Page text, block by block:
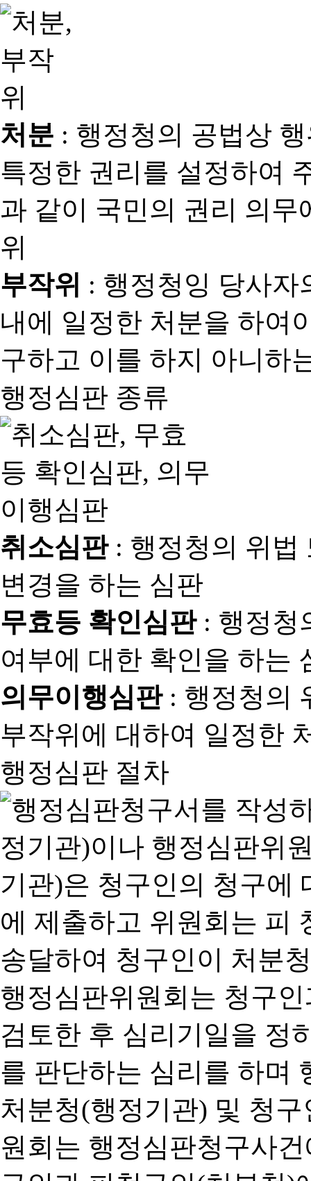
처분 : 행정청의 공법상
특정한 권리를 설정하여
과 같이 국민의 권리 의
위
부작위 : 행정청잉 당사자
내에 일정한 처분을 하여
구하고 이를 하지 아니하
행정심판 종류
취소심판: 행정청의 위법
변경을 하는 심판
무효등 확인심판: 행정청
여부에 대한 확인을 하는
의무이행심판: 행정청의
부작위에 대하여 일정한
행정심판 절차